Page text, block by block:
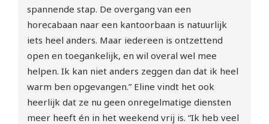
spannende stap. De overgang van een
horecabaan naar een kantoorbaan is natuurlijk
iets heel anders. Maar iedereen is ontzettend
open en toegankelijk, en wil overal wel mee
helpen. Ik kan niet anders zeggen dan dat ik heel
warm ben opgevangen.” Eline vindt het ook
heerlijk dat ze nu geen onregelmatige diensten
meer heeft én in het weekend vrij is. “Ik heb veel